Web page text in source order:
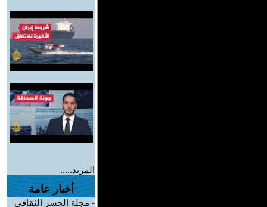
المزيد.....
أخبار عامة
- مجلة الجسر الثقافي